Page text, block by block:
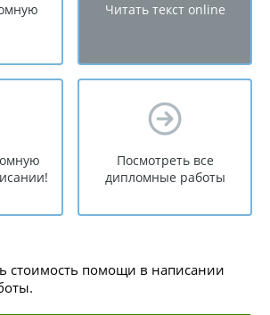
Читать текст online
Посмотреть все
дипломные работы
стоимость помощи в написании